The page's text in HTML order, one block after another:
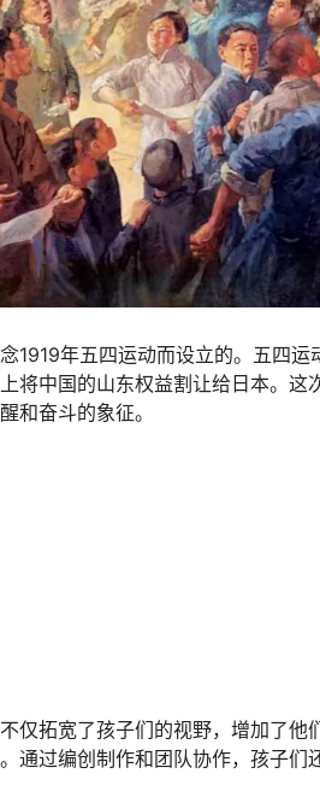
1919年五四运动而设立的。五四
将中国的山东权益割让给日本。
和奋斗的象征。